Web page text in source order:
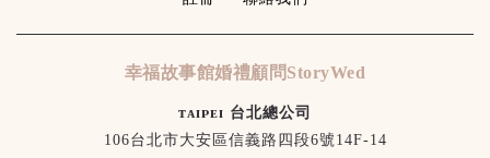
幸福故事館婚禮顧問StoryWed
ᴛᴀɪᴘᴇɪ 台北總公司
106台北市大安區信義路四段6號14F-14